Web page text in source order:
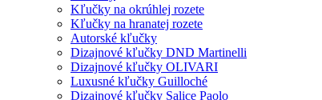
Kľučky na okrúhlej rozete
Kľučky na hranatej rozete
Autorské kľučky
Dizajnové kľučky DND Martinelli
Dizajnové kľučky OLIVARI
Luxusné kľučky Guilloché
Dizajnové kľučky Salice Paolo